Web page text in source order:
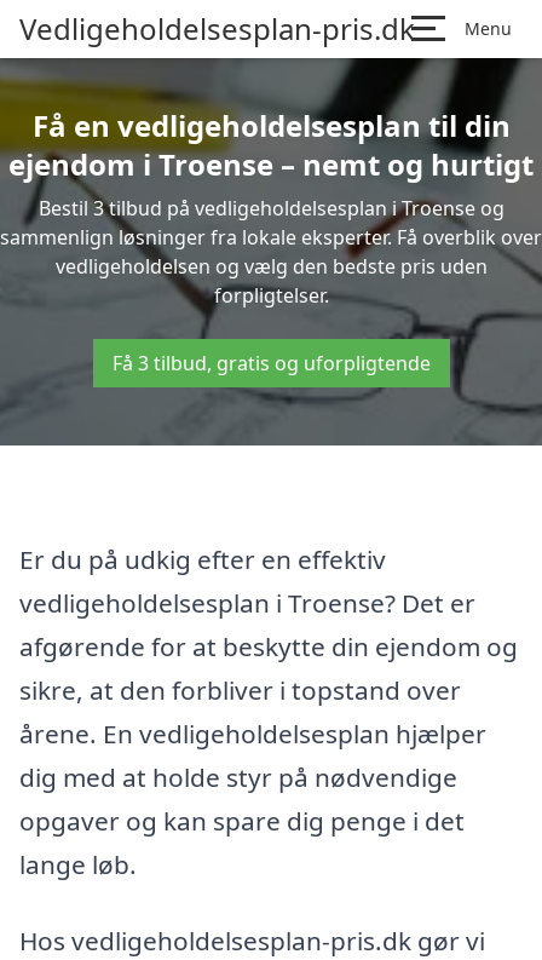
Vedligeholdelsesplan-pris.dk Menu
Få en vedligeholdelsesplan til din
ejendom i Troense – nemt og hurtigt
Bestil 3 tilbud på vedligeholdelsesplan i Troense og
sammenlign løsninger fra lokale eksperter. Få overblik over
vedligeholdelsen og vælg den bedste pris uden
forpligtelser.
Få 3 tilbud, gratis og uforpligtende
Er du på udkig efter en effektiv
vedligeholdelsesplan i Troense? Det er
afgørende for at beskytte din ejendom og
sikre, at den forbliver i topstand over
årene. En vedligeholdelsesplan hjælper
dig med at holde styr på nødvendige
opgaver og kan spare dig penge i det
lange løb.
Hos vedligeholdelsesplan-pris.dk gør vi